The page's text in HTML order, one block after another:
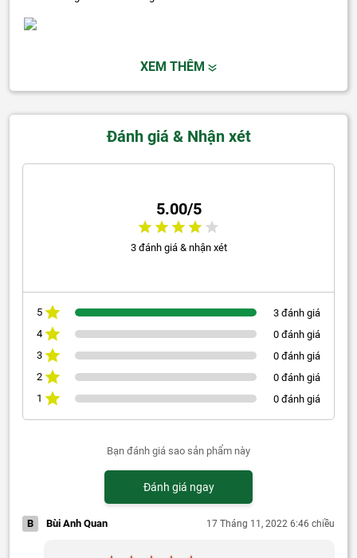
XEM THÊM
Đánh giá & Nhận xét
5.00/5
3 đánh giá & nhận xét
5
3 đánh giá
4
0 đánh giá
3
0 đánh giá
2
0 đánh giá
1
0 đánh giá
Bạn đánh giá sao sản phẩm này
Đánh giá ngay
B Bùi Anh Quan 17 Tháng 11, 2022 6:46 chiều